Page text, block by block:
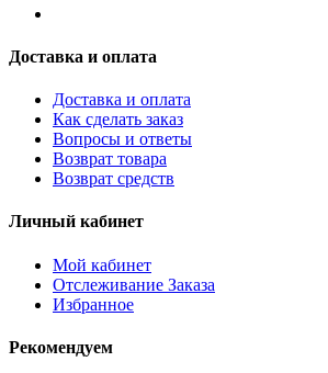
Доставка и оплата
Доставка и оплата
Как сделать заказ
Вопросы и ответы
Возврат товара
Возврат средств
Личный кабинет
Мой кабинет
Отслеживание Заказа
Избранное
Рекомендуем